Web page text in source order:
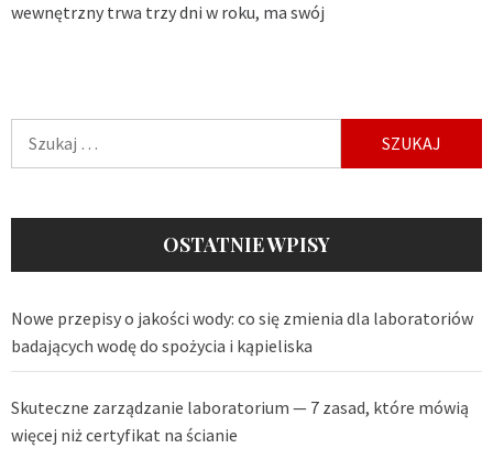
wewnętrzny trwa trzy dni w roku, ma swój
OSTATNIE WPISY
Nowe przepisy o jakości wody: co się zmienia dla laboratoriów
badających wodę do spożycia i kąpieliska
Skuteczne zarządzanie laboratorium — 7 zasad, które mówią
więcej niż certyfikat na ścianie